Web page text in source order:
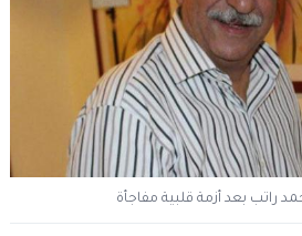
راتب بعد أزمة قلبية مفاجأة